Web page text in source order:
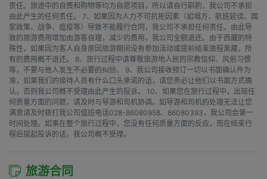
责任。旅途中的自费和购物等均为自愿项目，所以请自行斟酌，我公司不承担
由此产生的任何责任。 7、如果因为人力不可抗拒因素（如塌方、航班延误、国
家政策、战争、瘟疫等）导致不能履行合同，我公司不承担任何责任。由此导
致的旅游费用增加由游客自理，减少的费用，我公司全额退还。由于西藏的特
殊性，如果因为客人自身原因旅游期间没有参加活动或提前结束旅程离藏，所
有的费用概不退还。 8、旅行过程中请尊敬旅游地人民的宗教信仰、风俗习惯
等，不要与他人发生不必要的纠纷。 9、我公司接收预订一切以书面确认件为
准，如果我们的接待人员有什么口头承诺的话，请您务必让他们以书面方式确
认，否则我公司概不受理由此产生的投诉。 10、如果您在旅行过程中，出现任
何质量方面的问题，请及时与导游和司机协调。如导游和司机的处理无法让您
满意请及时拨打我公司值班电话028-86080958、86080393，我公司会第一
时间处理。如果在整个旅行过程中，您没有任何质量方面的反应，而在结束行
程后提起投诉的话，我公司概不受理。
旅游合同